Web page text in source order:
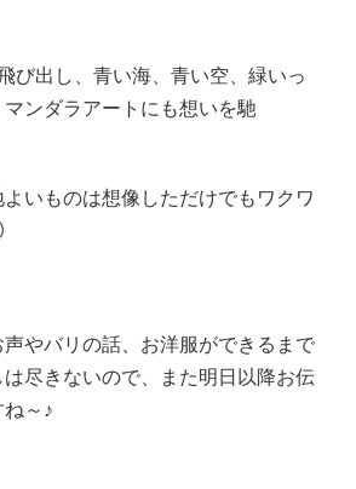
び出し、青い海、青い空、緑いっ
ンダラアートにも想いを馳
いものは想像しただけでもワクワ
声やバリの話、お洋服ができるまで
尽きないので、また明日以降お伝
～♪